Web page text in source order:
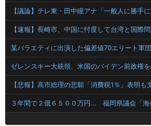
【悲報】高市総理の悲願「消費税1％」表明も
３年間で２億６５００万円… 福岡県議会「